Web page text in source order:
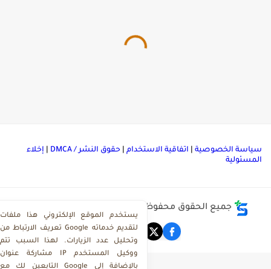
الخصوصية|اتفاقية الاستخدام|حقوق النشر / DMCA |إخلاء
جميع الحقوق محفوظة ©
يستخدم الموقع الإلكتروني هذا ملفات
تعريف الارتباط من Google لتقديم خدماته
وتحليل عدد الزيارات. لهذا السبب تتم
مشاركة عنوان IP ووكيل المستخدم
التابعين لك مع Google بالإضافة إلى